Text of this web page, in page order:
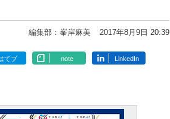
編集部：峯岸麻美 2017年8月9日 20:39
てブ note LinkedIn